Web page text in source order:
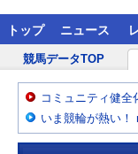
トップ ニュース
競馬データTOP
コミュニティ健全
いま競輪が熱い！